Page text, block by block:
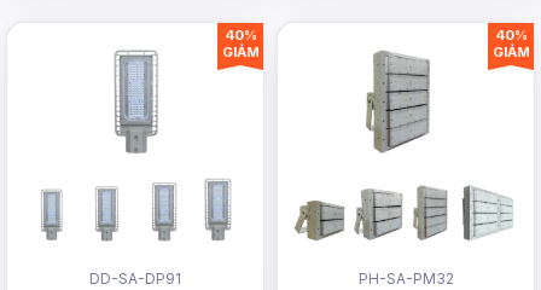
DD-SA-DP91
40%
GIẢM
PH-SA-PM32
40%
GIẢM